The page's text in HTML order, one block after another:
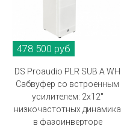
478 500 руб
DS Proaudio PLR SUB A WH
Сабвуфер со встроенным
усилителем: 2х12"
низкочастотных динамика
в фазоинверторе